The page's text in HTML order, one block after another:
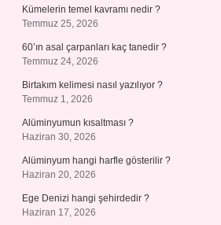
Kümelerin temel kavramı nedir ?
Temmuz 25, 2026
60’ın asal çarpanları kaç tanedir ?
Temmuz 24, 2026
Birtakım kelimesi nasıl yazılıyor ?
Temmuz 1, 2026
Alüminyumun kısaltması ?
Haziran 30, 2026
Alüminyum hangi harfle gösterilir ?
Haziran 20, 2026
Ege Denizi hangi şehirdedir ?
Haziran 17, 2026